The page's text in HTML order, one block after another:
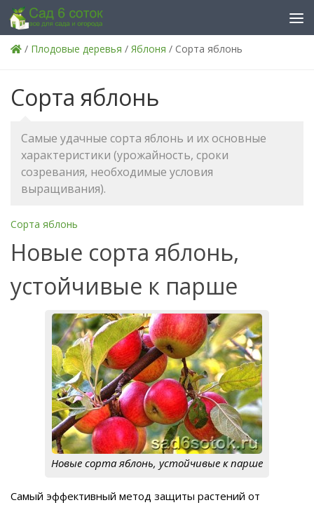
Skip to content
/ Плодовые деревья / Яблоня / Сорта яблонь
Сорта яблонь
Самые удачные сорта яблонь и их основные
характеристики (урожайность, сроки
созревания, необходимые условия
выращивания).
Сорта яблонь
Новые сорта яблонь,
устойчивые к парше
Новые сорта яблонь, устойчивые к парше
Самый эффективный метод защиты растений от